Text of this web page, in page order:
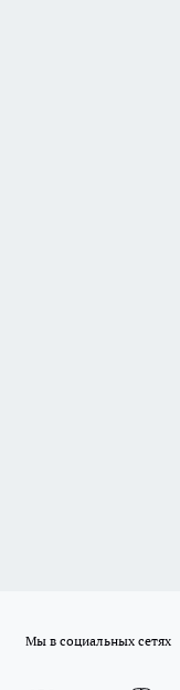
Мы в социальных сетях